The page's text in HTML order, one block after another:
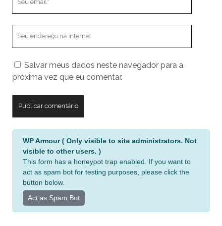
seu
site
Salvar meus dados neste navegador para a
próxima vez que eu comentar.
WP Armour ( Only visible to site administrators. Not
visible to other users. )
This form has a honeypot trap enabled. If you want to
act as spam bot for testing purposes, please click the
button below.
Act as Spam Bot